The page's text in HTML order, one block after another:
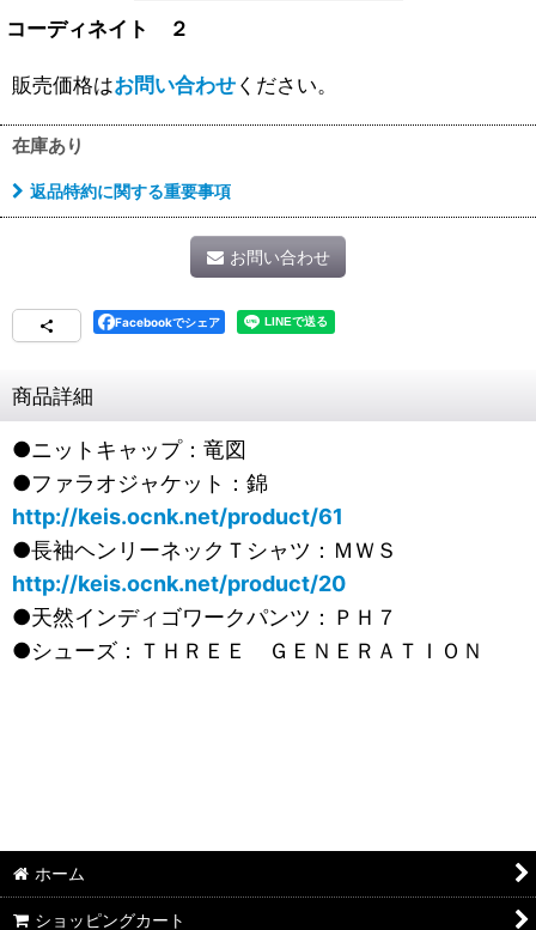
コーディネイト ２
販売価格はお問い合わせください。
在庫あり
返品特約に関する重要事項
お問い合わせ
Facebookでシェア
商品詳細
●ニットキャップ：竜図
●ファラオジャケット：錦
http://keis.ocnk.net/product/61
●長袖ヘンリーネックＴシャツ：ＭＷＳ
http://keis.ocnk.net/product/20
●天然インディゴワークパンツ：ＰＨ７
●シューズ：ＴＨＲＥＥ ＧＥＮＥＲＡＴＩＯＮ
ホーム
ショッピングカート